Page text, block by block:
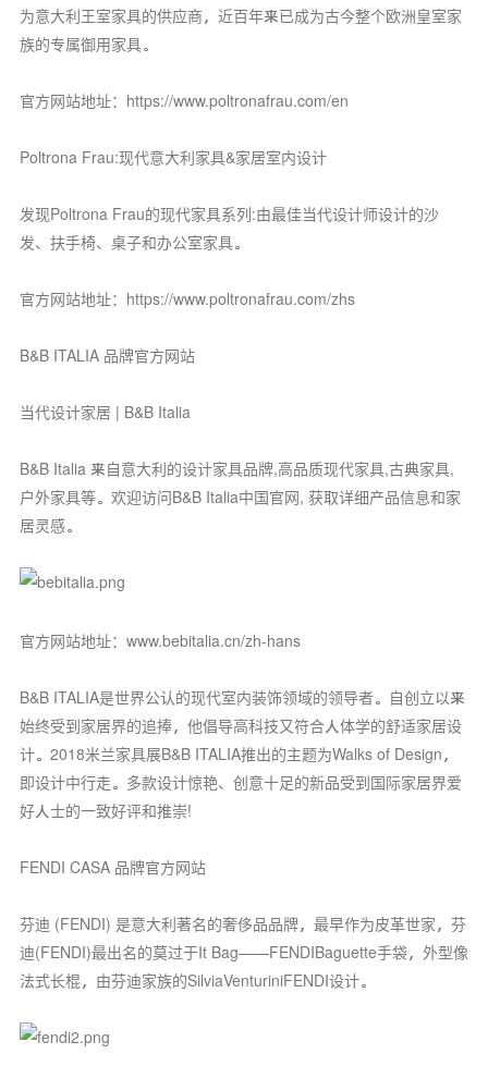
为意大利王室家具的供应商，近百年来已成为古今整个欧洲皇室家
族的专属御用家具。
官方网站地址：https://www.poltronafrau.com/en
Poltrona Frau:现代意大利家具&家居室内设计
发现Poltrona Frau的现代家具系列:由最佳当代设计师设计的沙
发、扶手椅、桌子和办公室家具。
官方网站地址：https://www.poltronafrau.com/zhs
B&B ITALIA 品牌官方网站
当代设计家居 | B&B Italia
B&B Italia 来自意大利的设计家具品牌,高品质现代家具,古典家具,
户外家具等。欢迎访问B&B Italia中国官网, 获取详细产品信息和家
居灵感。
官方网站地址：www.bebitalia.cn/zh-hans
B&B ITALIA是世界公认的现代室内装饰领域的领导者。自创立以来
始终受到家居界的追捧，他倡导高科技又符合人体学的舒适家居设
计。2018米兰家具展B&B ITALIA推出的主题为Walks of Design，
即设计中行走。多款设计惊艳、创意十足的新品受到国际家居界爱
好人士的一致好评和推崇!
FENDI CASA 品牌官方网站
芬迪 (FENDI) 是意大利著名的奢侈品品牌，最早作为皮革世家，芬
迪(FENDI)最出名的莫过于It Bag——FENDIBaguette手袋，外型像
法式长棍，由芬迪家族的SilviaVenturiniFENDI设计。